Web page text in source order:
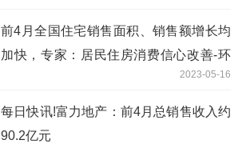
前4月全国住宅销售面积、销售额增长均
加快，专家：居民住房消费信心改善-环
2023-05-16
每日快讯!富力地产：前4月总销售收入约
90.2亿元